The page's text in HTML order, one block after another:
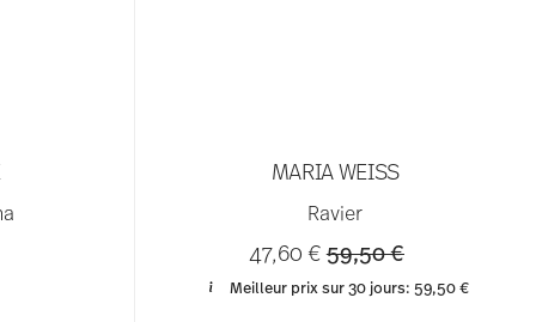
MARIA WEISS
Ravier
47,60 €Price reduced from
59,50 €to
Meilleur prix sur 30 jours: 59,50 €